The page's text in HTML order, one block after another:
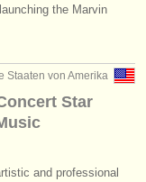
the Marvin
Staaten von Amerika
Star
and professional